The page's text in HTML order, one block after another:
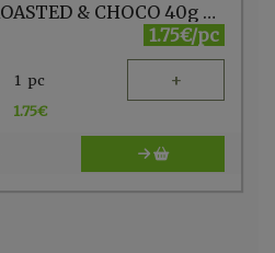
Energy bar NUTS ROASTED & CHOCO 40g Nuts & berries
1.75€/pc
1 pc +
1.75€